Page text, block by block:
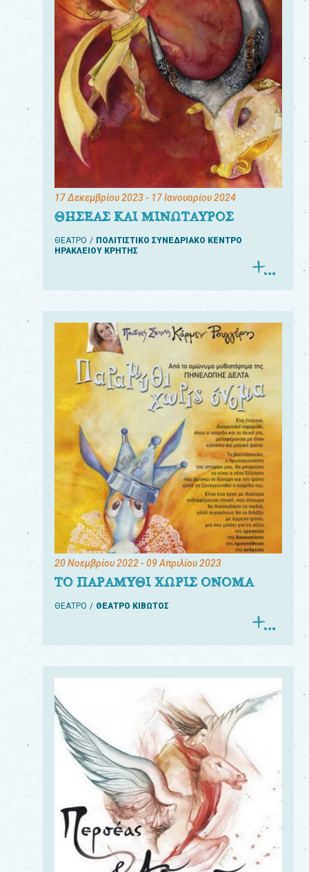
17 Δεκεμβρίου 2023- 17 Ιανουαρίου 2024
ΘΗΣΕΑΣ ΚΑΙ ΜΙΝΩΤΑΥΡΟΣ
ΘΕΑΤΡΟ
ΠΟΛΙΤΙΣΤΙΚΟ ΣΥΝΕΔΡΙΑΚΟ ΚΕΝΤΡΟ
ΗΡΑΚΛΕΙΟΥ ΚΡΗΤΗΣ
20 Νοεμβρίου 2022- 09 Απριλίου 2023
ΤΟ ΠΑΡΑΜΥΘΙ ΧΩΡΙΣ ΟΝΟΜΑ
ΘΕΑΤΡΟ ΘΕΑΤΡΟ ΚΙΒΩΤΟΣ